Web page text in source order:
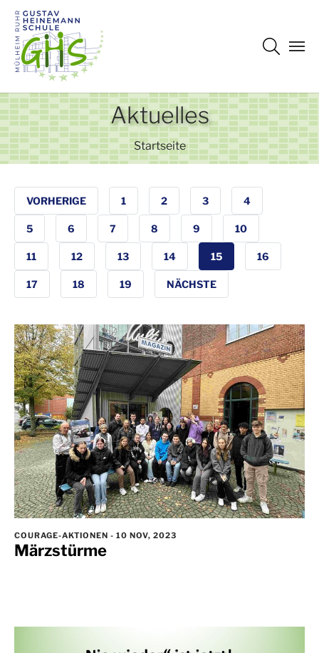
Zum Hauptinhalt springen
Aktuelles
Sie sind hier:
Startseite
VORHERIGE 1 2 3 4
5 6 7 8 9 10
11 12 13 14 15 16
17 18 19 NÄCHSTE
COURAGE-AKTIONEN - 10 NOV, 2023
Märzstürme